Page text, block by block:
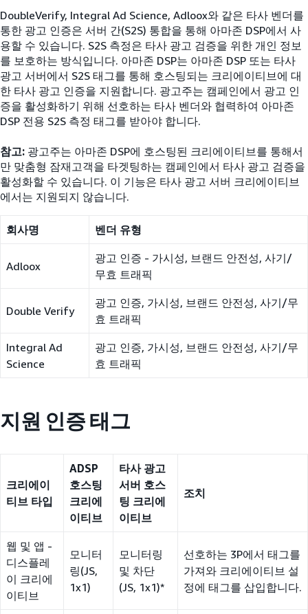
DoubleVerify, Integral Ad Science, Adloox와 같은 타사 벤더를
통한 광고 인증은 서버 간(S2S) 통합을 통해 아마존 DSP에서 사
용할 수 있습니다. S2S 측정은 타사 광고 검증을 위한 개인 정보
를 보호하는 방식입니다. 아마존 DSP는 아마존 DSP 또는 타사
광고 서버에서 S2S 태그를 통해 호스팅되는 크리에이티브에 대
한 타사 광고 인증을 지원합니다. 광고주는 캠페인에서 광고 인
증을 활성화하기 위해 선호하는 타사 벤더와 협력하여 아마존
DSP 전용 S2S 측정 태그를 받아야 합니다.
참고: 광고주는 아마존 DSP에 호스팅된 크리에이티브를 통해서
만 맞춤형 잠재고객을 타겟팅하는 캠페인에서 타사 광고 검증을
활성화할 수 있습니다. 이 기능은 타사 광고 서버 크리에이티브
에서는 지원되지 않습니다.
회사명 벤더 유형
Adloox
광고 인증 - 가시성, 브랜드 안전성, 사기/
무효 트래픽
Double Verify
광고 인증, 가시성, 브랜드 안전성, 사기/무
효 트래픽
Integral Ad
Science
광고 인증, 가시성, 브랜드 안전성, 사기/무
효 트래픽
지원 인증 태그
크리에이
티브 타입
ADSP
호스팅
크리에
이티브
타사 광고
서버 호스
팅 크리에
이티브
조치
웹 및 앱 -
디스플레
이 크리에
이티브
모니터
링(JS,
1x1)
모니터링
및 차단
(JS, 1x1)*
선호하는 3P에서 태그를
가져와 크리에이티브 설
정에 태그를 삽입합니다.